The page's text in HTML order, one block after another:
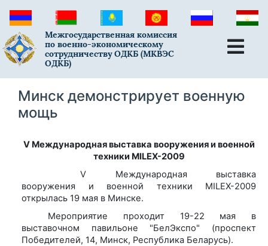
Межгосударственная комиссия
по военно-экономическому
сотрудничеству ОДКБ (МКВЭС
ОДКБ)
Минск демонстрирует военную
мощь
V Международная выставка вооружения и военной
техники MILEX-2009
V Международная выставка
вооружения и военной техники MILEX-2009
открылась 19 мая в Минске.
Мероприятие проходит 19-22 мая в
выставочном павильоне "БелЭкспо" (проспект
Победителей, 14, Минск, Республика Беларусь).